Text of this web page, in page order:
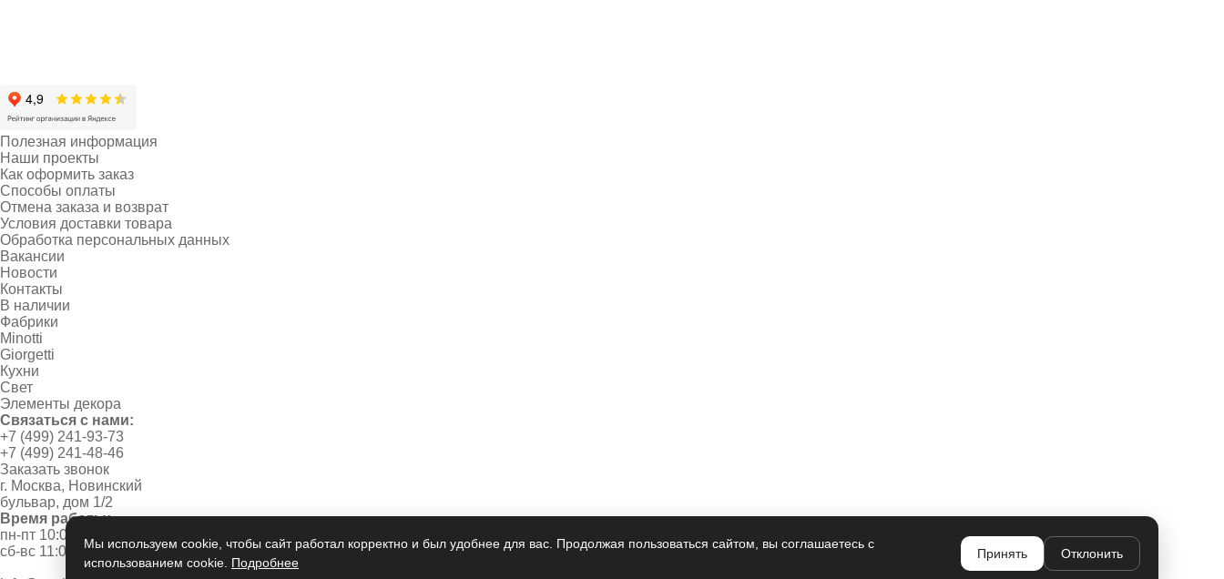
Полезная информация
Наши проекты
Как оформить заказ
Способы оплаты
Отмена заказа и возврат
Условия доставки товара
Обработка персональных данных
Вакансии
Новости
Контакты
В наличии
Фабрики
Minotti
Giorgetti
Кухни
Свет
Элементы декора
Связаться с нами:
+7 (499) 241-93-73
+7 (499) 241-48-46
Заказать звонок
г. Москва, Новинский
бульвар, дом 1/2
Время работы:
пн-пт 10:00 - 20:00
сб-вс 11:00 - 19:00
Мы используем cookie, чтобы сайт работал корректно и был удобнее для вас. Продолжая пользоваться сайтом, вы соглашаетесь с
использованием cookie. Подробнее
Принять Отклонить